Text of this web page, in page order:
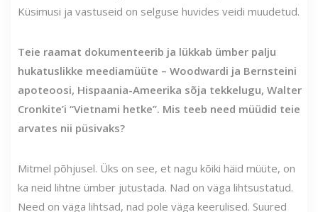
Küsimusi ja vastuseid on selguse huvides veidi muudetud.
Teie raamat dokumenteerib ja lükkab ümber palju
hukatuslikke meediamüüte – Woodwardi ja Bernsteini
apoteoosi, Hispaania-Ameerika sõja tekkelugu, Walter
Cronkite’i “Vietnami hetke”. Mis teeb need müüdid teie
arvates nii püsivaks?
Mitmel põhjusel. Üks on see, et nagu kõiki häid müüte, on
ka neid lihtne ümber jutustada. Nad on väga lihtsustatud.
Need on väga lihtsad, nad pole väga keerulised. Suured